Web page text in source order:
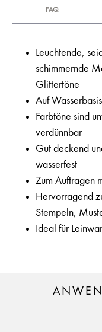
FAQ
Leuchtende,
schimmernde
Glittertöne
Auf
Farbtöne sind
verdünnbar
Gut deckend
wasserfest
Zum Auftragen
Hervorragend
Stempeln,
Ideal für